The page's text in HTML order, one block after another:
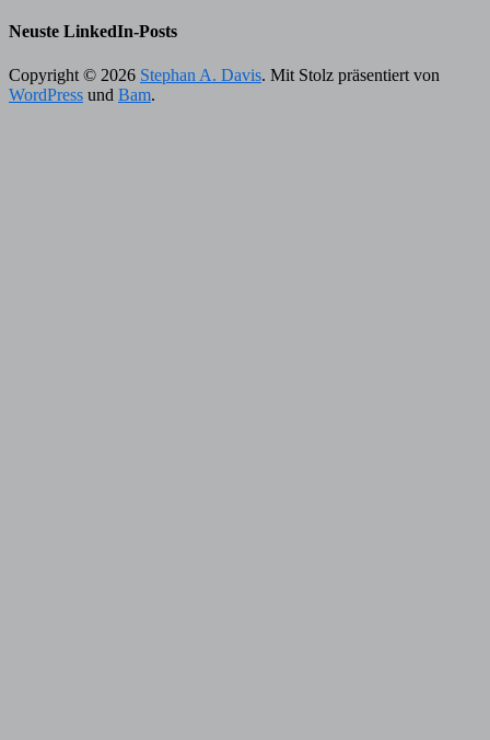
Neuste LinkedIn-Posts
Copyright © 2026 Stephan A. Davis. Mit Stolz präsentiert von
WordPress und Bam.